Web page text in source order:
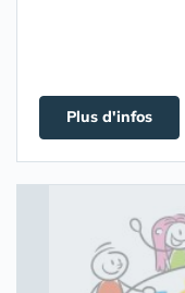
Plus d'infos